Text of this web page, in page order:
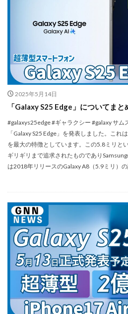
2025年5月14日
「Galaxy S25 Edge」についてま
#galaxys25edge #ギャラクシー #galaxy サ
「Galaxy S25 Edge」を発表しました。これ
を最大の特徴としています。この5.8ミリと
ギリギリまで追求されたものであり
は2018年リリースのGalaxy A8（5.9ミリ）
iPhone Fold
iPhone カメラ
iPhone マイナ
iPhone16E
iPhone17 Air
iPhone17 Air 発
iPhone17 Pro MAX
iPhone17
iPhone17 値上げ
iPhone17Air
iPhone17Air 予想
iPhone17Air 発売日
iPhone17e 発表日
iphone17series
iPhone17カ
iPhone18 Pro
iPhone18 カメラ
iPhone18 バッテリー
iPhone18ProMAX
iPhone19
iPhoneSE
iPhoneSE 4
iPhoneSE 4 リーク
iPhoneSE4
iPhoneサブスク
iPhone値上げ
iRing
KDDI Kimi K3